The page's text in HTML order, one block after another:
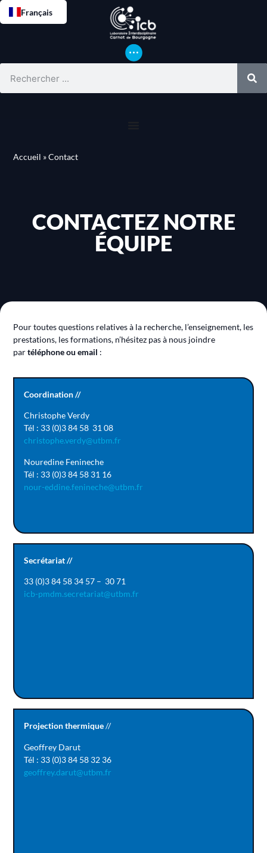
Français
Accueil »Contact
CONTACTEZ NOTRE
ÉQUIPE
Pour toutes questions relatives à la recherche, l’enseignement, les
prestations, les formations, n’hésitez pas à nous joindre
partéléphone ou email :
Coordination //
Christophe Verdy
Tél : 33 (0)3 84 58 31 08
christophe.verdy@utbm.fr
Nouredine Fenineche
Tél : 33 (0)3 84 58 31 16
nour-eddine.fenineche@utbm.fr
Secrétariat //
33 (0)3 84 58 34 57 – 30 71
icb-pmdm.secretariat@utbm.fr
Projection thermique//
Geoffrey Darut
Tél : 33 (0)3 84 58 32 36
geoffrey.darut@utbm.fr